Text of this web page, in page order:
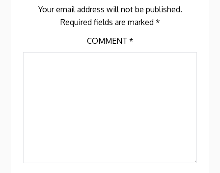
Your email address will not be published.
Required fields are marked *
COMMENT *